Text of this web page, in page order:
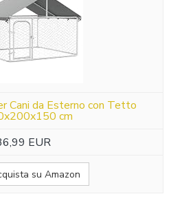
Cani da Esterno con Tetto
cm
EUR
su Amazon